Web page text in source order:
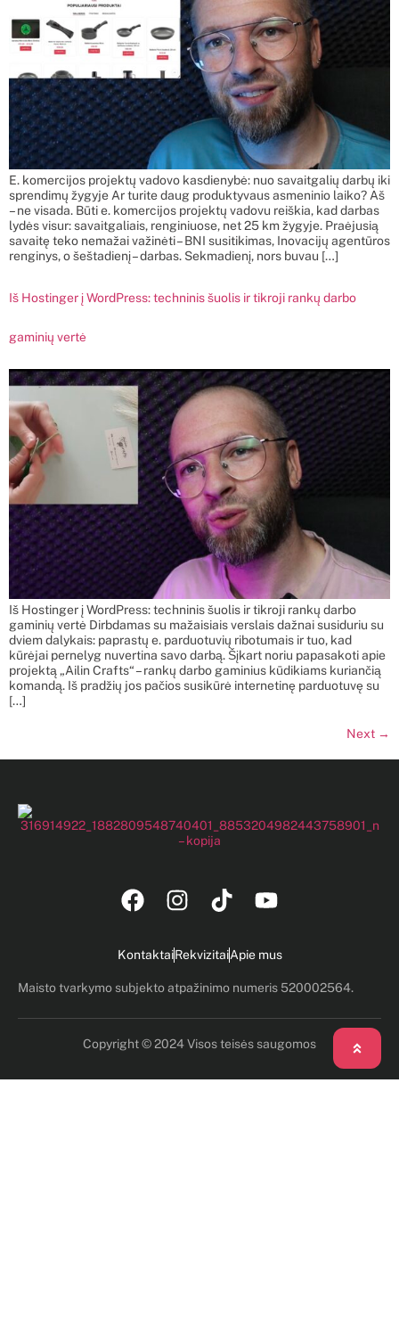
E. komercijos projektų vadovo kasdienybė: nuo savaitgalių darbų iki
sprendimų žygyje Ar turite daug produktyvaus asmeninio laiko? Aš
– ne visada. Būti e. komercijos projektų vadovu reiškia, kad darbas
lydės visur: savaitgaliais, renginiuose, net 25 km žygyje. Praėjusią
savaitę teko nemažai važinėti – BNI susitikimas, Inovacijų agentūros
renginys, o šeštadienį – darbas. Sekmadienį, nors buvau […]
Iš Hostinger į WordPress: techninis šuolis ir tikroji rankų darbo
gaminių vertė
Iš Hostinger į WordPress: techninis šuolis ir tikroji rankų darbo
gaminių vertė Dirbdamas su mažaisiais verslais dažnai susiduriu su
dviem dalykais: paprastų e. parduotuvių ribotumais ir tuo, kad
kūrėjai pernelyg nuvertina savo darbą. Šįkart noriu papasakoti apie
projektą „Ailin Crafts“ – rankų darbo gaminius kūdikiams kuriančią
komandą. Iš pradžių jos pačios susikūrė internetinę parduotuvę su
[…]
Next →
KontaktaiRekvizitaiApie mus
Maisto tvarkymo subjekto atpažinimo numeris 520002564.
Copyright © 2024 Visos teisės saugomos